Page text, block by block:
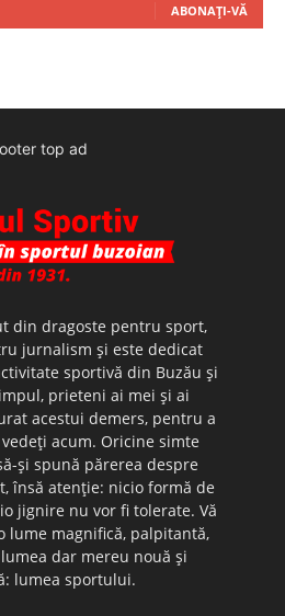
ABONAȚI-VĂ
top ad
din dragoste pentru sport,
jurnalism şi este dedicat
sportivă din Buzău şi
prieteni ai mei şi ai
acestui demers, pentru a
acum. Oricine simte
şi spună părerea despre
însă atenţie: nicio formă de
jignire nu vor fi tolerate. Vă
lume magnifică, palpitantă,
dar mereu nouă şi
lumea sportului.